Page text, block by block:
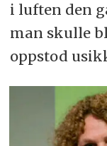
i luften den
man skulle
oppstod